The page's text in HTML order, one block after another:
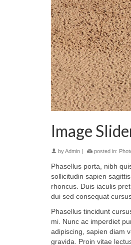
Image
byAdmin | posted in:
Phasellus porta, nibh
sollicitudin sapien
rhoncus. Duis iaculis
dui sed consequat
Phasellus tincidunt
mi. Nunc ac imperdiet
adipiscing, sapien diam
gravida. Proin vitae